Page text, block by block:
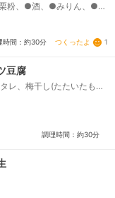
粉、●酒、●みりん、●
時間：約30分 つくったよ 1
豆腐
レ、梅干し(たたいたも
調理時間：約30分